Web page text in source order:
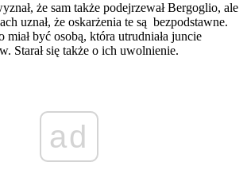
że sam także podejrzewał Bergoglio, ale
uznał, że oskarżenia te są bezpodstawne.
być osobą, która utrudniała juncie
Starał się także o ich uwolnienie.
ad